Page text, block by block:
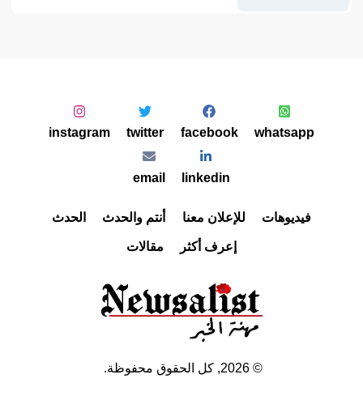
©
2026, كل الحقوق محفوظة.
فيديوهات للإعلان معنا أنتم والحدث
الحدث
إعرف أكثر
مقالات
whatsapp
facebook
twitter
instagram
linkedin
email